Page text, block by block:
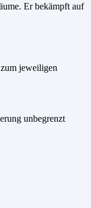
Er bekämpft auf
jeweiligen
unbegrenzt